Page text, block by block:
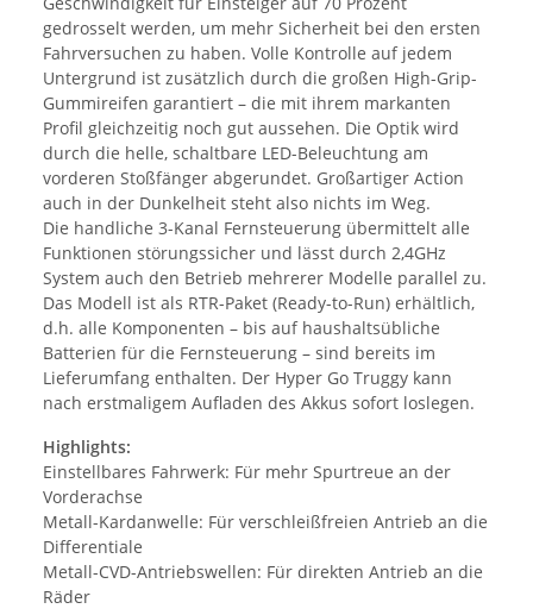
gedrosselt werden, um mehr Sicherheit bei den ersten
Fahrversuchen zu haben. Volle Kontrolle auf jedem
Untergrund ist zusätzlich durch die großen High-Grip-
Gummireifen garantiert – die mit ihrem markanten
Profil gleichzeitig noch gut aussehen. Die Optik wird
durch die helle, schaltbare LED-Beleuchtung am
vorderen Stoßfänger abgerundet. Großartiger Action
auch in der Dunkelheit steht also nichts im Weg.
Die handliche 3-Kanal Fernsteuerung übermittelt alle
Funktionen störungssicher und lässt durch 2,4GHz
System auch den Betrieb mehrerer Modelle parallel zu.
Das Modell ist als RTR-Paket (Ready-to-Run) erhältlich,
d.h. alle Komponenten – bis auf haushaltsübliche
Batterien für die Fernsteuerung – sind bereits im
Lieferumfang enthalten. Der Hyper Go Truggy kann
nach erstmaligem Aufladen des Akkus sofort loslegen.
Highlights:
Einstellbares Fahrwerk: Für mehr Spurtreue an der
Vorderachse
Metall-Kardanwelle: Für verschleißfreien Antrieb an die
Differentiale
Metall-CVD-Antriebswellen: Für direkten Antrieb an die
Räder